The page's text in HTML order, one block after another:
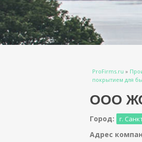
Вы здесь
ProFirms.ru »
покрытием для
ООО
Город: г.
Адрес